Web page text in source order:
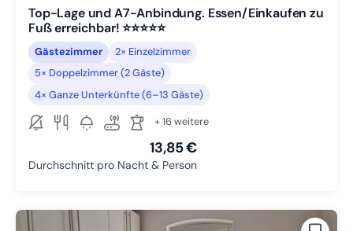
Top-Lage und A7-Anbindung. Essen/Einkaufen zu
Fuß erreichbar! ⭐️⭐️⭐️⭐️⭐️
Gästezimmer
2× Einzelzimmer
5× Doppelzimmer (2 Gäste)
4× Ganze Unterkünfte (6–13 Gäste)
+ 16 weitere
13,85 €
Durchschnitt pro Nacht & Person